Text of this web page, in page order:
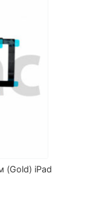
(Gold) iPad